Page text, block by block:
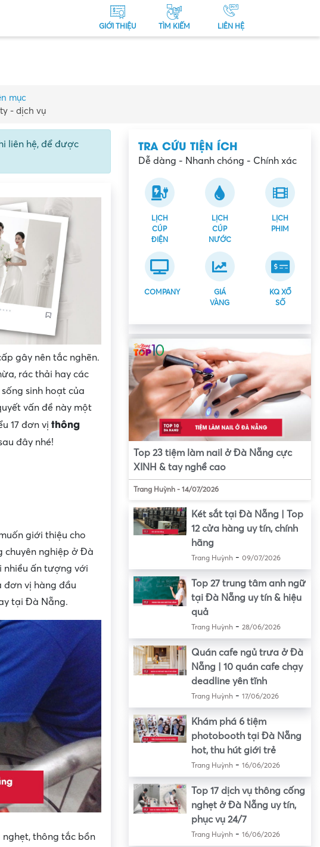
GIỚI THIỆU TÌM KIẾM LIÊN HỆ
mục
- dịch vụ
liên hệ, để được
gây nên tắc nghẽn.
rác thải hay các
sinh hoạt của
vấn đề này một
17 đơn vị thông
đây nhé!
giới thiệu cho
chuyên nghiệp ở Đà
nhiều ấn tượng với
đơn vị hàng đầu
tại Đà Nẵng.
nghẹt, thông tắc bồn
TRA CỨU TIỆN ÍCH
Dễ dàng - Nhanh chóng - Chính xác
LỊCH
CÚP
ĐIỆN
LỊCH
CÚP
NƯỚC
LỊCH
PHIM
COMPANY
GIÁ
VÀNG
KQ XỔ
SỐ
Top 23 tiệm làm nail ở Đà Nẵng cực
XINH & tay nghề cao
Trang Huỳnh - 14/07/2026
Két sắt tại Đà Nẵng | Top
12 cửa hàng uy tín, chính
hãng
Trang Huỳnh- 09/07/2026
Top 27 trung tâm anh ngữ
tại Đà Nẵng uy tín & hiệu
quả
Trang Huỳnh- 28/06/2026
Quán cafe ngủ trưa ở Đà
Nẵng | 10 quán cafe chạy
deadline yên tĩnh
Trang Huỳnh- 17/06/2026
Khám phá 6 tiệm
photobooth tại Đà Nẵng
hot, thu hút giới trẻ
Trang Huỳnh- 16/06/2026
Top 17 dịch vụ thông cống
nghẹt ở Đà Nẵng uy tín,
phục vụ 24/7
Trang Huỳnh- 16/06/2026